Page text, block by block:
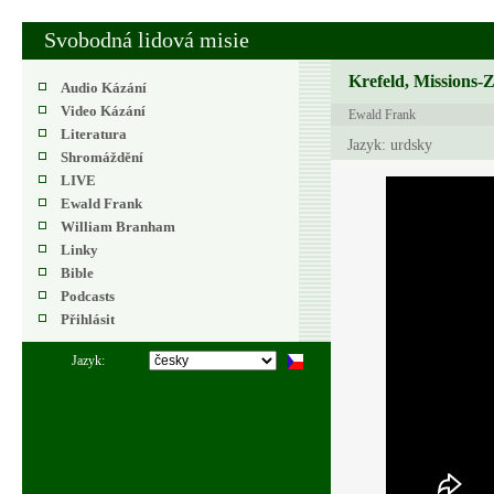
Svobodná lidová misie
Audio Kázání
Video Kázání
Literatura
Shromáždění
LIVE
Ewald Frank
William Branham
Linky
Bible
Podcasts
Přihlásit
Jazyk:
Krefeld, Missions-
Ewald Frank
Jazyk: urdsky